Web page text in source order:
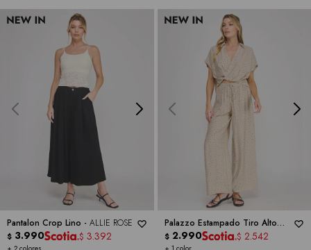
Pantalon Crop Lino - ALLIE ROSE
$ 3.990 $ 3.392
Palazzo Estampado Tiro Alto
Con Cintura Elastizada -ALLIE
ROSE
$ 2.990 $ 2.542